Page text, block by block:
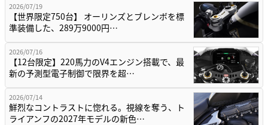
2026/07/19
【世界限定750台】 オーリンズとブレンボを標
準装備した、289万9000円…
2026/07/16
【12台限定】220馬力のV4エンジン搭載で、最
新の予測型電子制御で限界を超…
2026/07/14
鮮烈なコントラストに惚れる。視線を奪う、ト
ライアンフの2027年モデルの新色…